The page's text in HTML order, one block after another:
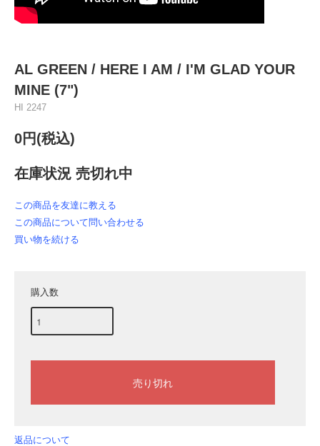
AL GREEN / HERE I AM / I'M GLAD YOUR
MINE (7")
HI 2247
0円(税込)
在庫状況 売切れ中
この商品を友達に教える
この商品について問い合わせる
買い物を続ける
購入数
返品について